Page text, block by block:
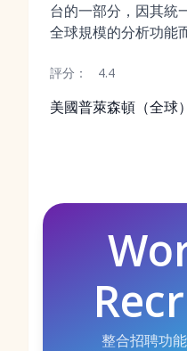
台的一部分，因其統
全球規模的分析功能
評分： 4.4
美國普萊森頓（全球）
整合招聘功